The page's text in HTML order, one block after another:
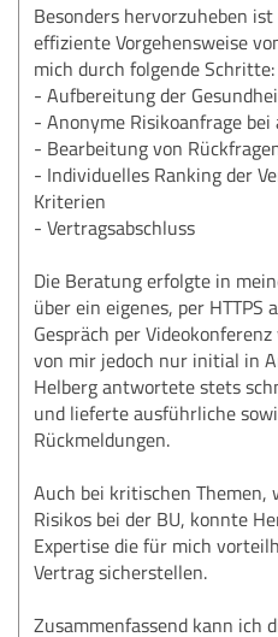
Besonders hervorzuheben
effiziente Vorgehensweise
mich durch folgende Schritte:
- Aufbereitung der
- Anonyme Risikoanfrage
- Bearbeitung von
- Individuelles Ranking der
Kriterien
- Vertragsabschluss
Die Beratung erfolgte in
über ein eigenes, per HTTPS
Gespräch per
von mir jedoch nur initial in
Helberg antwortete stets
und lieferte ausführliche
Rückmeldungen.
Auch bei kritischen Themen,
Risikos bei der BU, konnte
Expertise die für mich
Vertrag sicherstellen.
Zusammenfassend kann ich